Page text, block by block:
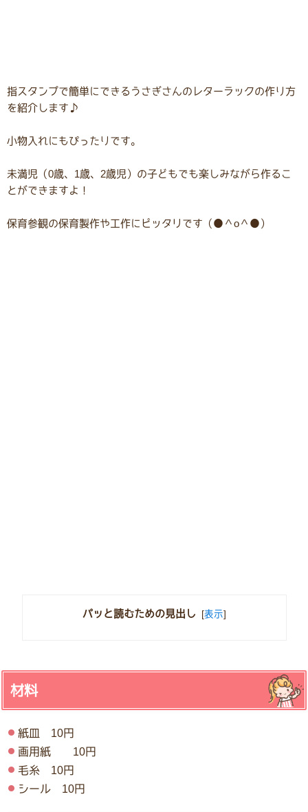
指スタンプで簡単にできるうさぎさんのレターラックの作り方
を紹介します♪
小物入れにもぴったりです。
未満児（0歳、1歳、2歳児）の子どもでも楽しみながら作るこ
とができますよ！
保育参観の保育製作や工作にピッタリです（●＾o＾●）
パッと読むための見出し [表示]
材料
紙皿 10円
画用紙 10円
毛糸 10円
シール 10円